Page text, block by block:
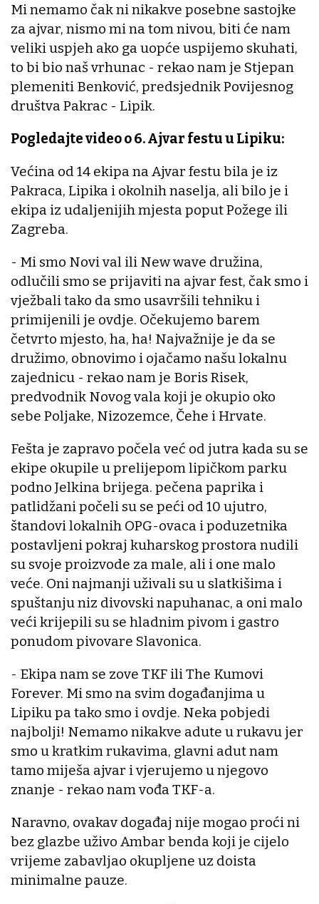
Mi nemamo čak ni nikakve posebne sastojke
za ajvar, nismo mi na tom nivou, biti će nam
veliki uspjeh ako ga uopće uspijemo skuhati,
to bi bio naš vrhunac - rekao nam je Stjepan
plemeniti Benković, predsjednik Povijesnog
društva Pakrac - Lipik.
Pogledajte video o 6. Ajvar festu u Lipiku:
Većina od 14 ekipa na Ajvar festu bila je iz
Pakraca, Lipika i okolnih naselja, ali bilo je i
ekipa iz udaljenijih mjesta poput Požege ili
Zagreba.
- Mi smo Novi val ili New wave družina,
odlučili smo se prijaviti na ajvar fest, čak smo i
vježbali tako da smo usavršili tehniku i
primijenili je ovdje. Očekujemo barem
četvrto mjesto, ha, ha! Najvažnije je da se
družimo, obnovimo i ojačamo našu lokalnu
zajednicu - rekao nam je Boris Risek,
predvodnik Novog vala koji je okupio oko
sebe Poljake, Nizozemce, Čehe i Hrvate.
Fešta je zapravo počela već od jutra kada su se
ekipe okupile u prelijepom lipičkom parku
podno Jelkina brijega. pečena paprika i
patlidžani počeli su se peći od 10 ujutro,
štandovi lokalnih OPG-ovaca i poduzetnika
postavljeni pokraj kuharskog prostora nudili
su svoje proizvode za male, ali i one malo
veće. Oni najmanji uživali su u slatkišima i
spuštanju niz divovski napuhanac, a oni malo
veći krijepili su se hladnim pivom i gastro
ponudom pivovare Slavonica.
- Ekipa nam se zove TKF ili The Kumovi
Forever. Mi smo na svim događanjima u
Lipiku pa tako smo i ovdje. Neka pobjedi
najbolji! Nemamo nikakve adute u rukavu jer
smo u kratkim rukavima, glavni adut nam
tamo miješa ajvar i vjerujemo u njegovo
znanje - rekao nam vođa TKF-a.
Naravno, ovakav događaj nije mogao proći ni
bez glazbe uživo Ambar benda koji je cijelo
vrijeme zabavljao okupljene uz doista
minimalne pauze.